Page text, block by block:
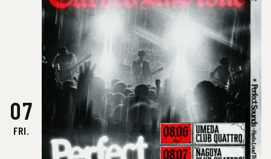
07
FRI.